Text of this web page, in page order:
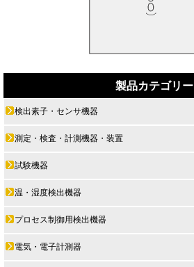
製品カテゴリー
検出素子・センサ機器
測定・検査・計測機器・装置
試験機器
温・湿度検出機器
プロセス制御用検出機器
電気・電子計測器